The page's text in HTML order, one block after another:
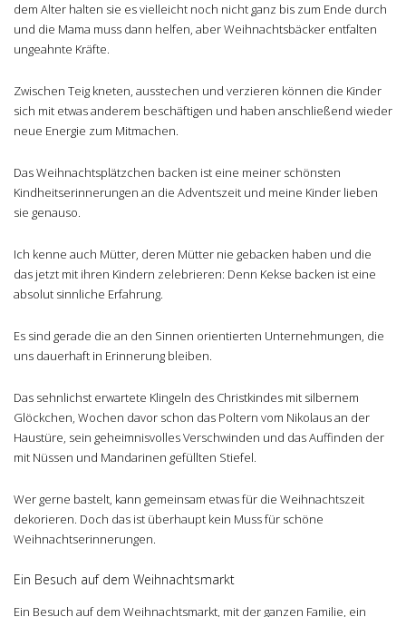
dem Alter halten sie es vielleicht noch nicht ganz bis zum Ende durch
und die Mama muss dann helfen, aber Weihnachtsbäcker entfalten
ungeahnte Kräfte.
Zwischen Teig kneten, ausstechen und verzieren können die Kinder
sich mit etwas anderem beschäftigen und haben anschließend wieder
neue Energie zum Mitmachen.
Das Weihnachtsplätzchen backen ist eine meiner schönsten
Kindheitserinnerungen an die Adventszeit und meine Kinder lieben
sie genauso.
Ich kenne auch Mütter, deren Mütter nie gebacken haben und die
das jetzt mit ihren Kindern zelebrieren: Denn Kekse backen ist eine
absolut sinnliche Erfahrung.
Es sind gerade die an den Sinnen orientierten Unternehmungen, die
uns dauerhaft in Erinnerung bleiben.
Das sehnlichst erwartete Klingeln des Christkindes mit silbernem
Glöckchen, Wochen davor schon das Poltern vom Nikolaus an der
Haustüre, sein geheimnisvolles Verschwinden und das Auffinden der
mit Nüssen und Mandarinen gefüllten Stiefel.
Wer gerne bastelt, kann gemeinsam etwas für die Weihnachtszeit
dekorieren. Doch das ist überhaupt kein Muss für schöne
Weihnachtserinnerungen.
Ein Besuch auf dem Weihnachtsmarkt
Ein Besuch auf dem Weihnachtsmarkt, mit der ganzen Familie, ein